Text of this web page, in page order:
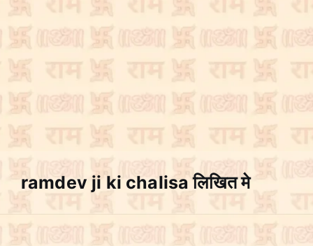
ramdev ji ki chalisa लिखित मे